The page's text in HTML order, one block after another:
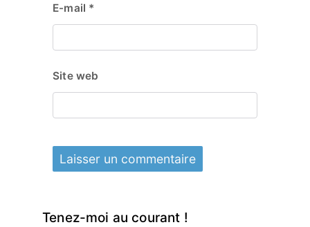
E-mail *
Site web
Tenez-moi au courant !